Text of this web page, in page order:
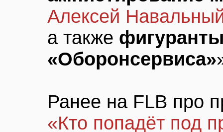
Алексей
а также
«Оборонсервиса»
Ранее на FLB про
«Кто попадёт под